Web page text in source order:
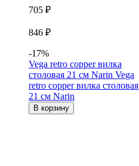
705 ₽
846 ₽
-17%
Vega retro copper вилка
столовая 21 см Narin Vega
retro copper вилка столовая
21 см Narin
В корзину